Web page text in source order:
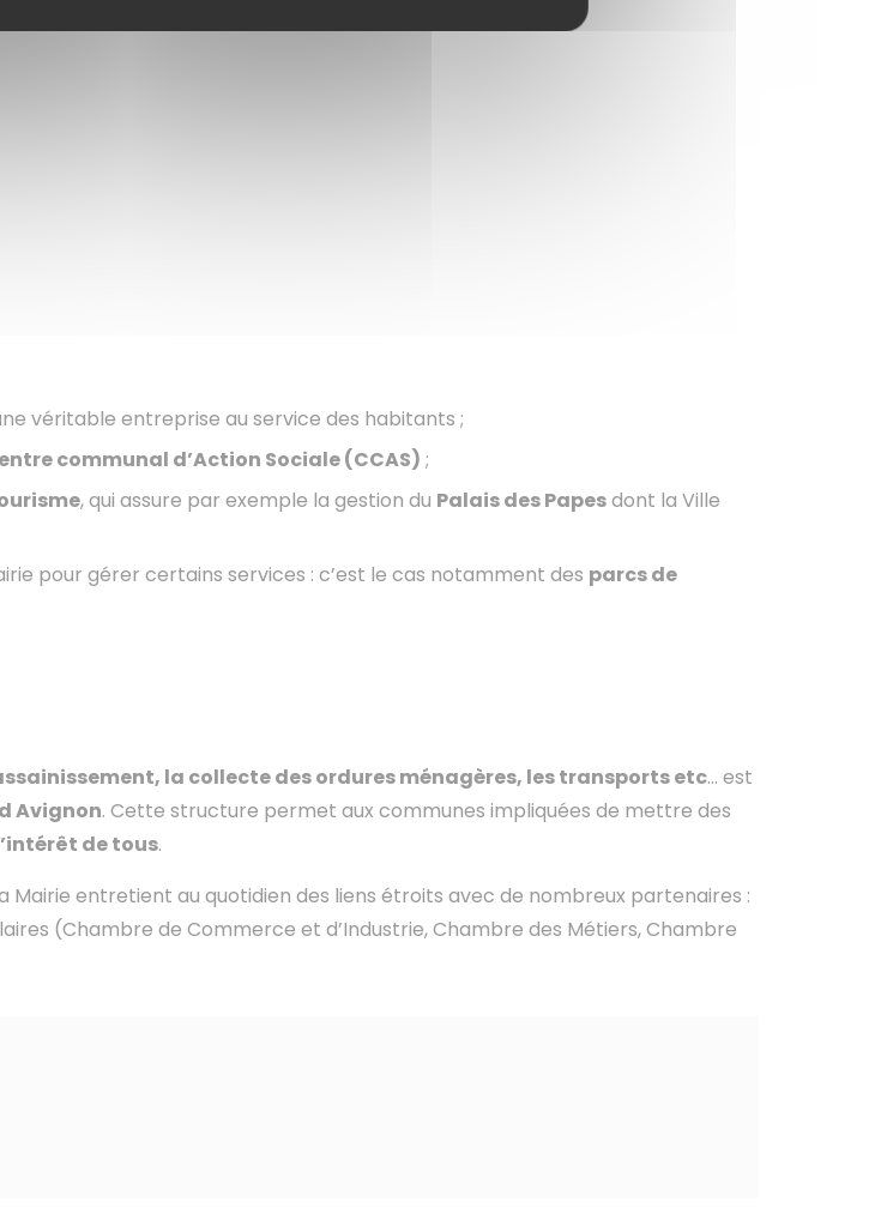
véritable entreprise au service des habitants ;
communal d’Action Sociale (CCAS) ;
, qui assure par exemple la gestion du Palais des Papesdont la Ville
pour gérer certains services : c’est le cas notamment des parcs de
la collecte des ordures ménagères, les transports etc... est
Avignon. Cette structure permet aux communes impliquées de mettre des
de tous.
Mairie entretient au quotidien des liens étroits avec de nombreux partenaires :
(Chambre de Commerce et d’Industrie, Chambre des Métiers, Chambre